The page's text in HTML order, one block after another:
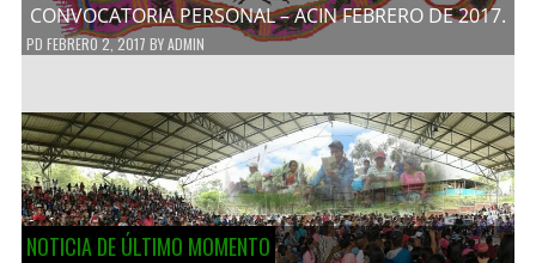
CONVOCATORIA PERSONAL – ACIN FEBRERO DE 2017.
PD FEBRERO 2, 2017 BYADMIN
NOTICIA DE ÚLTIMO MOMENTO